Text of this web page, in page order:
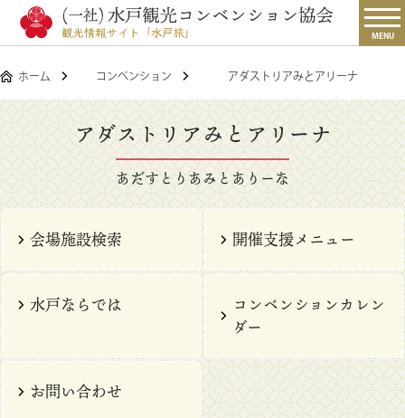
MENU
ホーム コンベンション アダストリアみとアリーナ
アダストリアみとアリーナ
あだすとりあみとありーな
会場施設検索 開催支援メニュー
水戸ならでは
コンベンションカレン
ダー
お問い合わせ